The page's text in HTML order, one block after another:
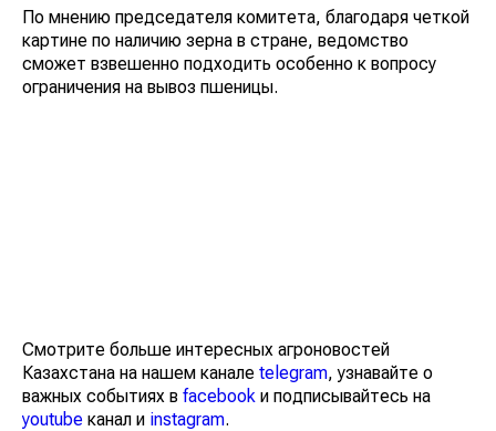
По мнению председателя комитета, благодаря четкой
картине по наличию зерна в стране, ведомство
сможет взвешенно подходить особенно к вопросу
ограничения на вывоз пшеницы.
Смотрите больше интересных агроновостей
Казахстана на нашем канале telegram, узнавайте о
важных событиях в facebook и подписывайтесь на
youtube канал и instagram.